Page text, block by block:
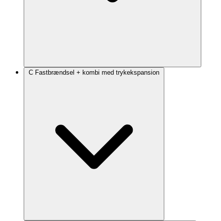
C Fastbrændsel + kombi med trykekspansion